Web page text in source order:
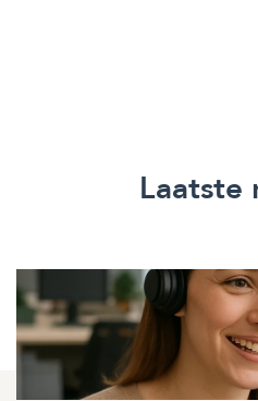
Laatste